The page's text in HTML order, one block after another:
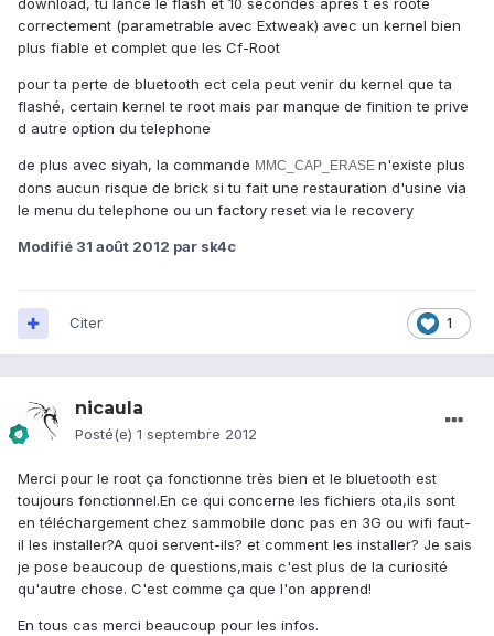
download, tu lance le flash et 10 secondes apres t es rooté
correctement (parametrable avec Extweak) avec un kernel bien
plus fiable et complet que les Cf-Root
pour ta perte de bluetooth ect cela peut venir du kernel que ta
flashé, certain kernel te root mais par manque de finition te prive
d autre option du telephone
de plus avec siyah, la commande MMC_CAP_ERASE n'existe plus
dons aucun risque de brick si tu fait une restauration d'usine via
le menu du telephone ou un factory reset via le recovery
Modifié 31 août 2012 par sk4c
1
Citer
nicaula
Posté(e) 1 septembre 2012
Merci pour le root ça fonctionne très bien et le bluetooth est
toujours fonctionnel.En ce qui concerne les fichiers ota,ils sont
en téléchargement chez sammobile donc pas en 3G ou wifi faut-
il les installer?A quoi servent-ils? et comment les installer? Je sais
je pose beaucoup de questions,mais c'est plus de la curiosité
qu'autre chose. C'est comme ça que l'on apprend!
En tous cas merci beaucoup pour les infos.